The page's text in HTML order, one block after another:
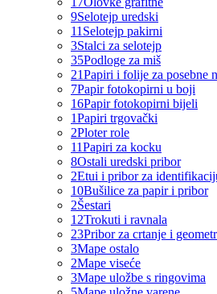
9Selotejp uredski
11 Selotejp pakirni
3Stalci za selotejp
35Podloge za miš
21Papiri i folije za posebne
7Papir fotokopirni u boji
16Papir fotokopirni bijeli
1Papiri trgovački
2Ploter role
11Papiri za kocku
8Ostali uredski pribor
2Etui i pribor za
10Bušilice za papir i pribor
2Šestari
12Trokuti i ravnala
23Pribor za crtanje i
3Mape ostalo
2Mape viseće
3Mape uložbe s ringovima